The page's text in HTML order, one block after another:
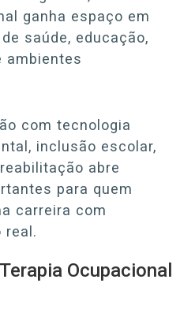
ganha espaço em
saúde, educação,
ambientes
com tecnologia
inclusão escolar,
abre
para quem
carreira com
real.
Ocupacional